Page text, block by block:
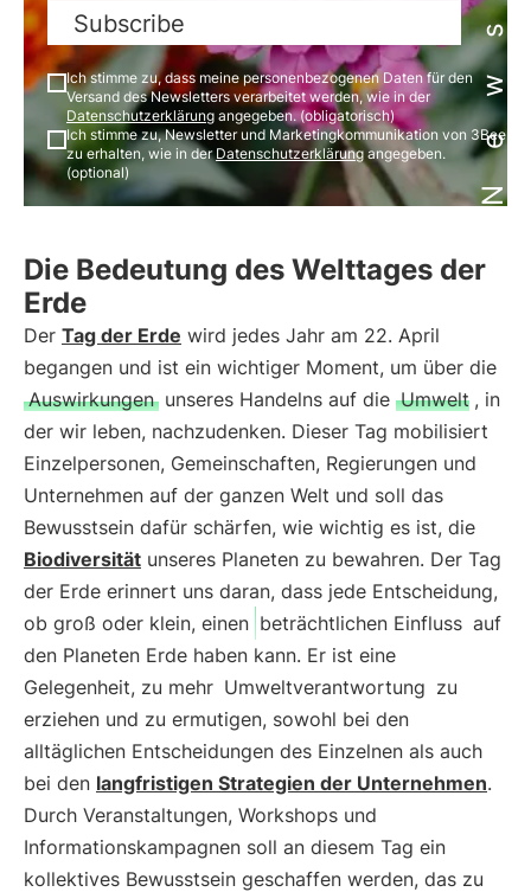
Subscribe
Ich stimme zu, dass meine personenbezogenen Daten für den
Versand des Newsletters verarbeitet werden, wie in der
Datenschutzerklärung angegeben. (obligatorisch)
Ich stimme zu, Newsletter und Marketingkommunikation von 3Bee
zu erhalten, wie in derDatenschutzerklärungangegeben.
(optional)
Die Bedeutung des Welttages der
Erde
Der Tag der Erde wird jedes Jahr am 22. April
begangen und ist ein wichtiger Moment, um über die
Auswirkungen unseres Handelns auf die Umwelt , in
der wir leben, nachzudenken. Dieser Tag mobilisiert
Einzelpersonen, Gemeinschaften, Regierungen und
Unternehmen auf der ganzen Welt und soll das
Bewusstsein dafür schärfen, wie wichtig es ist, die
Biodiversität unseres Planeten zu bewahren. Der Tag
der Erde erinnert uns daran, dass jede Entscheidung,
ob groß oder klein, einen beträchtlichen Einfluss auf
den Planeten Erde haben kann. Er ist eine
Gelegenheit, zu mehr Umweltverantwortung zu
erziehen und zu ermutigen, sowohl bei den
alltäglichen Entscheidungen des Einzelnen als auch
bei den langfristigen Strategien der Unternehmen.
Durch Veranstaltungen, Workshops und
Informationskampagnen soll an diesem Tag ein
kollektives Bewusstsein geschaffen werden, das zu